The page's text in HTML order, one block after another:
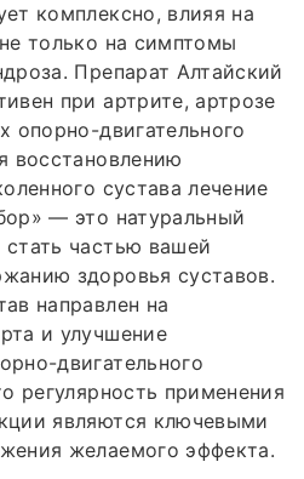
комплексно, влияя на
только на симптомы
Препарат Алтайский
при артрите, артрозе
опорно-двигательного
восстановлению
сустава лечение
— это натуральный
частью вашей
здоровья суставов.
направлен на
и улучшение
двигательного
регулярность применения
являются ключевыми
желаемого эффекта.